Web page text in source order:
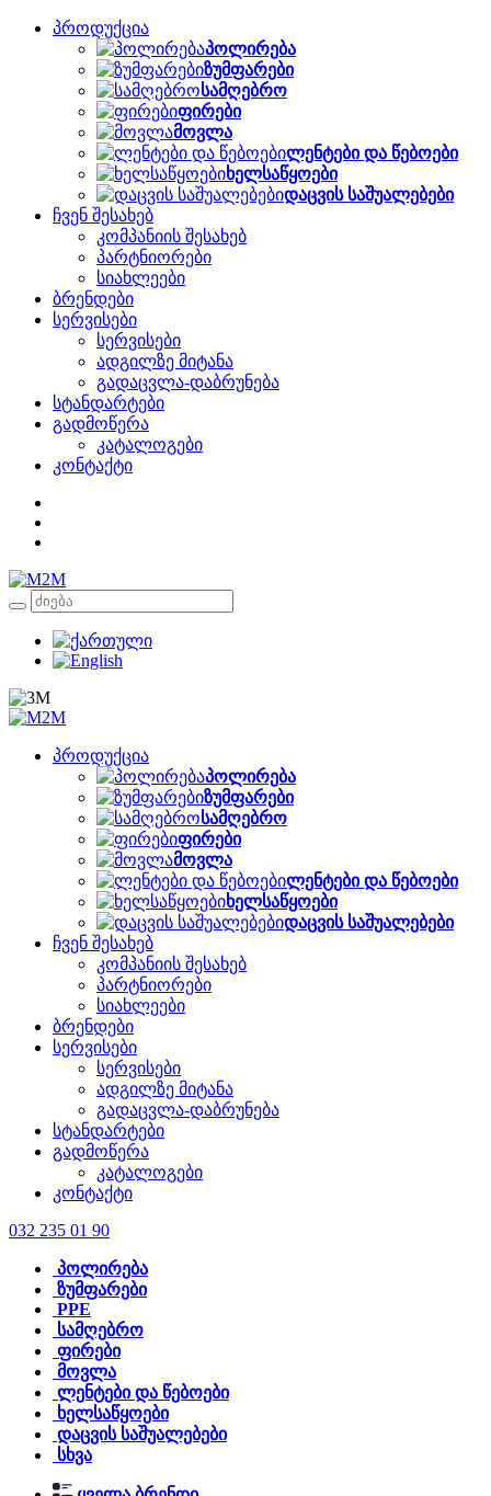
პროდუქცია
პოლირება
ზუმფარები
სამღებრო
ფირები
მოვლა
ლენტები და წებოები
ხელსაწყოები
დაცვის საშუალებები
ჩვენ შესახებ
კომპანიის შესახებ
პარტნიორები
სიახლეები
ბრენდები
სერვისები
სერვისები
ადგილზე მიტანა
გადაცვლა-დაბრუნება
სტანდარტები
გადმოწერა
კატალოგები
კონტაქტი
პროდუქცია
პოლირება
ზუმფარები
სამღებრო
ფირები
მოვლა
ლენტები და წებოები
ხელსაწყოები
დაცვის საშუალებები
ჩვენ შესახებ
კომპანიის შესახებ
პარტნიორები
სიახლეები
ბრენდები
სერვისები
სერვისები
ადგილზე მიტანა
გადაცვლა-დაბრუნება
სტანდარტები
გადმოწერა
კატალოგები
კონტაქტი
032 235 01 90
პოლირება
ზუმფარები
PPE
სამღებრო
ფირები
მოვლა
ლენტები და წებოები
ხელსაწყოები
დაცვის საშუალებები
სხვა